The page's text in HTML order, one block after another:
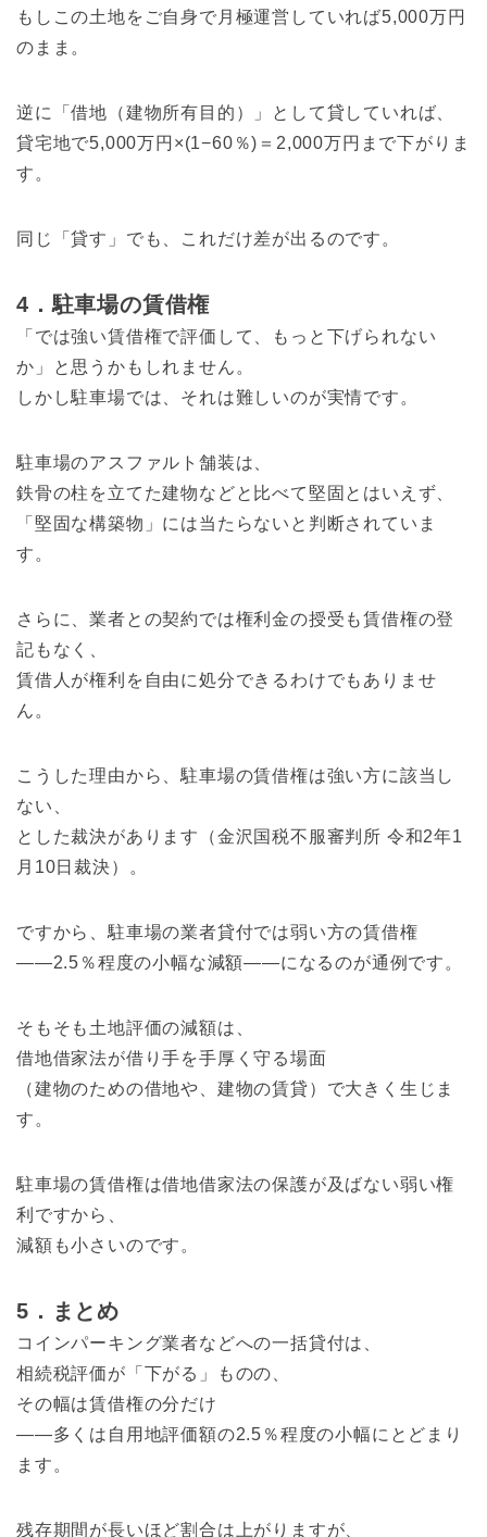
もしこの土地をご自身で月極運営していれば5,000万円
のまま。
逆に「借地（建物所有目的）」として貸していれば、
貸宅地で5,000万円×(1−60％)＝2,000万円まで下がりま
す。
同じ「貸す」でも、これだけ差が出るのです。
4．駐車場の賃借権
「では強い賃借権で評価して、もっと下げられない
か」と思うかもしれません。
しかし駐車場では、それは難しいのが実情です。
駐車場のアスファルト舗装は、
鉄骨の柱を立てた建物などと比べて堅固とはいえず、
「堅固な構築物」には当たらないと判断されていま
す。
さらに、業者との契約では権利金の授受も賃借権の登
記もなく、
賃借人が権利を自由に処分できるわけでもありませ
ん。
こうした理由から、駐車場の賃借権は強い方に該当し
ない、
とした裁決があります（金沢国税不服審判所 令和2年1
月10日裁決）。
ですから、駐車場の業者貸付では弱い方の賃借権
――2.5％程度の小幅な減額――になるのが通例です。
そもそも土地評価の減額は、
借地借家法が借り手を手厚く守る場面
（建物のための借地や、建物の賃貸）で大きく生じま
す。
駐車場の賃借権は借地借家法の保護が及ばない弱い権
利ですから、
減額も小さいのです。
5．まとめ
コインパーキング業者などへの一括貸付は、
相続税評価が「下がる」ものの、
その幅は賃借権の分だけ
――多くは自用地評価額の2.5％程度の小幅にとどまり
ます。
残存期間が長いほど割合は上がりますが、